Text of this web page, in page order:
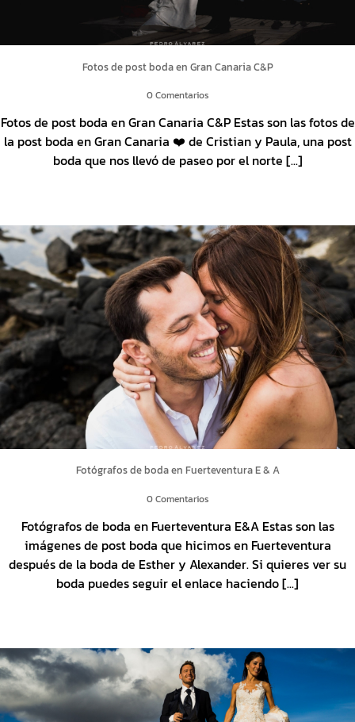
Fotos de post boda en Gran Canaria C&P
0 Comentarios
Fotos de post boda en Gran Canaria C&P Estas son las fotos de
la post boda en Gran Canaria ❤️ de Cristian y Paula, una post
boda que nos llevó de paseo por el norte [...]
Fotógrafos de boda en Fuerteventura E & A
0 Comentarios
Fotógrafos de boda en Fuerteventura E&A Estas son las
imágenes de post boda que hicimos en Fuerteventura
después de la boda de Esther y Alexander. Si quieres ver su
boda puedes seguir el enlace haciendo [...]